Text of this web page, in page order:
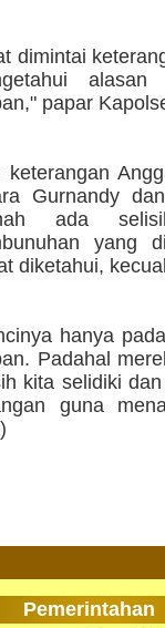
dimintai
alasan
papar
keterangan
Gurnandy
ada
yang
diketahui,
hanya
Padahal
kita selidiki
guna
)
Pemerintahan